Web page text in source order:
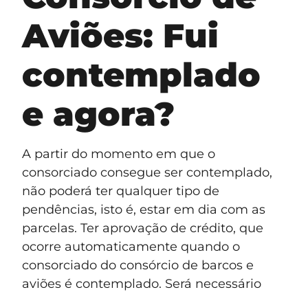
Aviões: Fui
contemplado
e agora?
A partir do momento em que o
consorciado consegue ser contemplado,
não poderá ter qualquer tipo de
pendências, isto é, estar em dia com as
parcelas. Ter aprovação de crédito, que
ocorre automaticamente quando o
consorciado do consórcio de barcos e
aviões é contemplado. Será necessário